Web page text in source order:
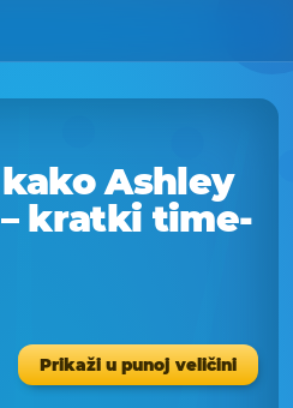
Ashley
kratki time-
Prikaži u punoj veličini